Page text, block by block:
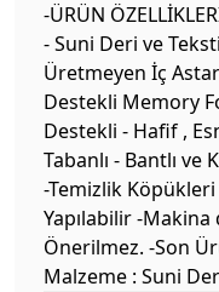
-ÜRÜN
- Suni Deri ve
Üretmeyen İç
Destekli Memory
Destekli - Hafif ,
Tabanlı - Bantlı ve
-Temizlik
Yapılabilir -Makina
Önerilmez. -Son
Malzeme : Suni